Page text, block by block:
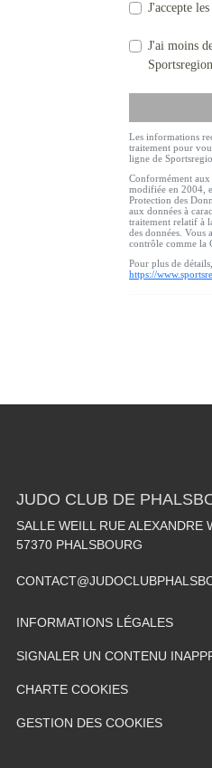
J'accepte les
J'ai moins
Les informations
traitement pour
ligne de
Conformément
modifiée en 2004,
Protection des
aux données à
traitement relatif à
des données. Vous
contrôle comme la
Pour plus de
https://
JUDO CLUB DE
SALLE WEILL RUE ALEXANDRE
57370 PHALSBOURG
INFORMATIONS LÉGALES
SIGNALER UN CONTENU
CHARTE COOKIES
GESTION DES COOKIES